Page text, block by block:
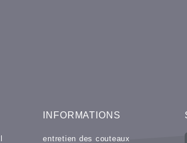
INFORMATIONS
entretien des couteaux